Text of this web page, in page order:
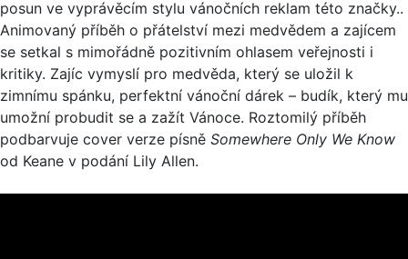
posun ve vyprávěcím stylu vánočních reklam této značky..
Animovaný příběh o přátelství mezi medvědem a zajícem
se setkal s mimořádně pozitivním ohlasem veřejnosti i
kritiky. Zajíc vymyslí pro medvěda, který se uložil k
zimnímu spánku, perfektní vánoční dárek – budík, který mu
umožní probudit se a zažít Vánoce. Roztomilý příběh
podbarvuje cover verze písně Somewhere Only We Know
od Keane v podání Lily Allen.